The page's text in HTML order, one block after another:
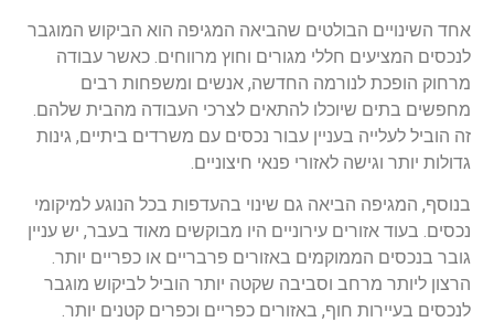
אחד השינויים הבולטים שהביאה המגיפה הוא הביקוש המוגבר
לנכסים המציעים חללי מגורים וחוץ מרווחים. כאשר עבודה
מרחוק הופכת לנורמה החדשה, אנשים ומשפחות רבים
מחפשים בתים שיוכלו להתאים לצרכי העבודה מהבית שלהם.
זה הוביל לעלייה בעניין עבור נכסים עם משרדים ביתיים, גינות
גדולות יותר וגישה לאזורי פנאי חיצוניים.
בנוסף, המגיפה הביאה גם שינוי בהעדפות בכל הנוגע למיקומי
נכסים. בעוד אזורים עירוניים היו מבוקשים מאוד בעבר, יש עניין
גובר בנכסים הממוקמים באזורים פרבריים או כפריים יותר.
הרצון ליותר מרחב וסביבה שקטה יותר הוביל לביקוש מוגבר
לנכסים בעיירות חוף, באזורים כפריים וכפרים קטנים יותר.